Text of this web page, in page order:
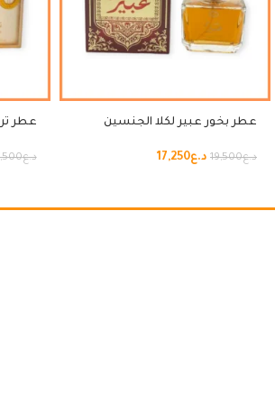
عطر بخور عبير لكلا الجنسين
د.ع19,500 د.ع17,250
عطر
د.ع